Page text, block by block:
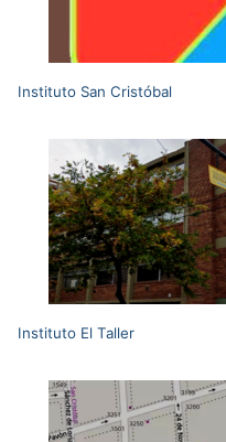
Instituto San Cristóbal
Instituto El Taller